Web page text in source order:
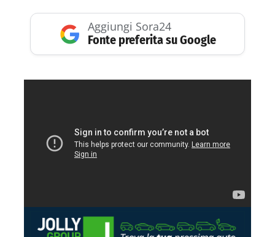
Aggiungi Sora24
Fonte preferita su Google